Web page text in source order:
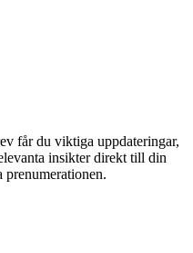
får du viktiga uppdateringar,
insikter direkt till din
prenumerationen.